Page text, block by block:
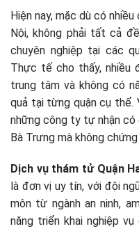
Hiện nay, mặc dù có
Nội, không phải tất cả
chuyên nghiệp tại các
Thực tế cho thấy, nhiều
trung tâm và không có
quả tại từng quận cụ thể.
những công ty tự nhận có
Bà Trưng mà không
Dịch vụ thám tử Quận
là đơn vị uy tín, với đội
môn từ ngành an ninh,
năng triển khai nghiệp